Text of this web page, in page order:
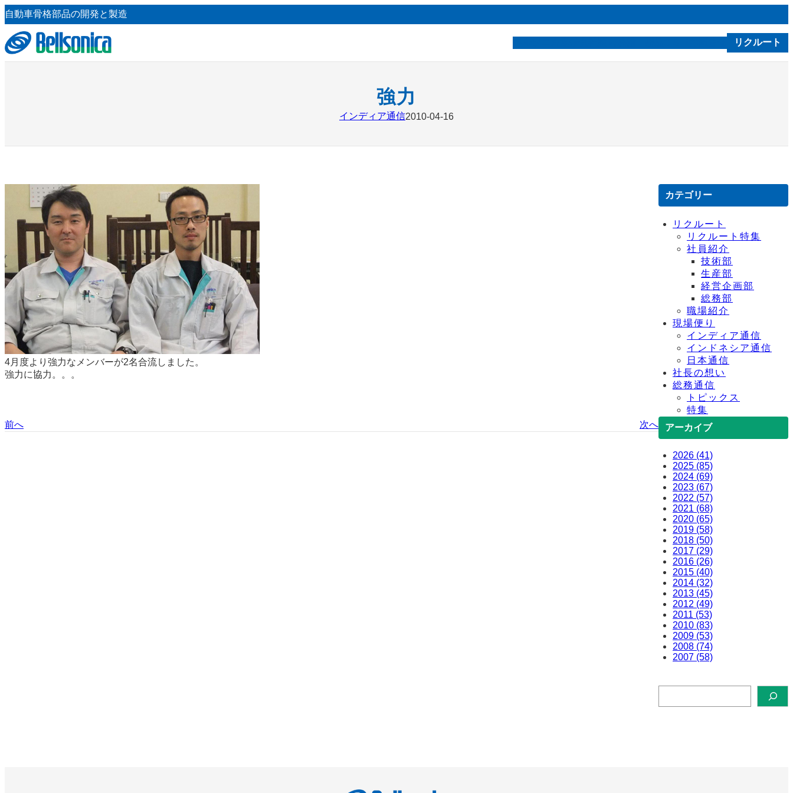
内
容
を
ス
キ
自動車骨格部品の開発と製造
リクルート
強力
インディア通信2010-04-16
4月度より強力なメンバーが2名合流しました。
強力に協力。。。
前へ 次へ
カテゴリー
リクルート
リクルート特集
社員紹介
技術部
生産部
経営企画部
総務部
職場紹介
現場便り
インディア通信
インドネシア通信
日本通信
社長の想い
総務通信
トピックス
特集
アーカイブ
2026 (41)
2025 (85)
2024 (69)
2023 (67)
2022 (57)
2021 (68)
2020 (65)
2019 (58)
2018 (50)
2017 (29)
2016 (26)
2015 (40)
2014 (32)
2013 (45)
2012 (49)
2011 (53)
2010 (83)
2009 (53)
2008 (74)
2007 (58)